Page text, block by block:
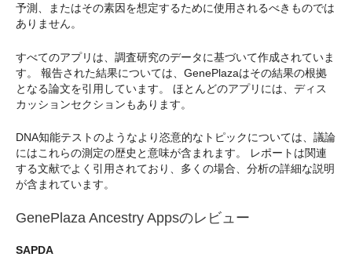
予測、またはその素因を想定するために使用されるべきものでは
ありません。
すべてのアプリは、調査研究のデータに基づいて作成されていま
す。 報告された結果については、GenePlazaはその結果の根拠
となる論文を引用しています。 ほとんどのアプリには、ディス
カッションセクションもあります。
DNA知能テストのようなより恣意的なトピックについては、議論
にはこれらの測定の歴史と意味が含まれます。 レポートは関連
する文献でよく引用されており、多くの場合、分析の詳細な説明
が含まれています。
GenePlaza Ancestry Appsのレビュー
SAPDA